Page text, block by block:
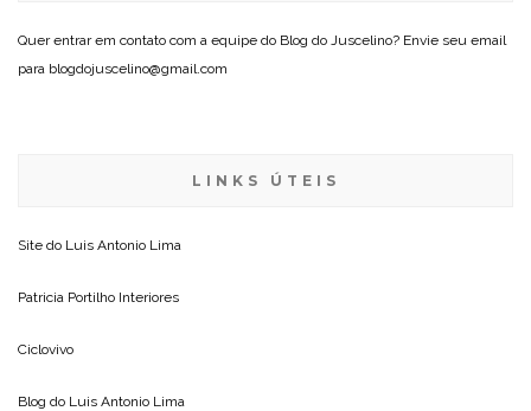
Quer entrar em contato com a equipe do Blog do Juscelino? Envie seu email
para blogdojuscelino@gmail.com
LINKS ÚTEIS
Site do Luis Antonio Lima
Patricia Portilho Interiores
Ciclovivo
Blog do Luis Antonio Lima